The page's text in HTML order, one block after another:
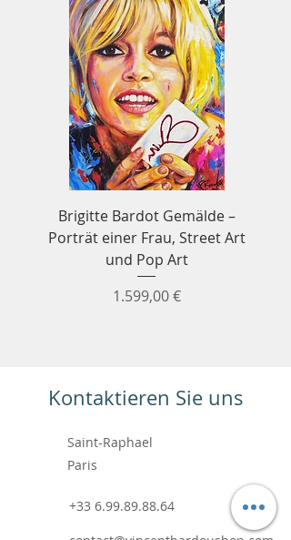
Brigitte Bardot Gemälde –
Porträt einer Frau, Street Art
und Pop Art
Preis
1.599,00 €
Kontaktieren Sie uns
Saint-Raphael
Paris
+33 6.99.89.88.64